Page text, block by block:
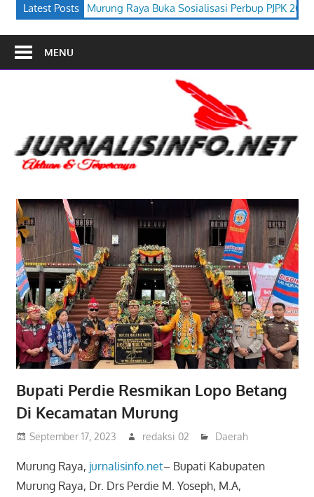
Latest Posts
Sosialisasi Perbup PJPK 2026–2030 Festival Budaya Tira
MENU
Bupati Perdie Resmikan Lopo Betang
Di Kecamatan Murung
September 17, 2023 redaksi 02 Daerah
Murung Raya, jurnalisinfo.net– Bupati Kabupaten
Murung Raya, Dr. Drs Perdie M. Yoseph, M.A,